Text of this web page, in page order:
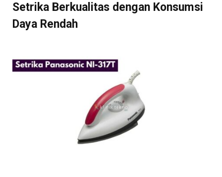
Setrika Berkualitas dengan Konsumsi
Daya Rendah